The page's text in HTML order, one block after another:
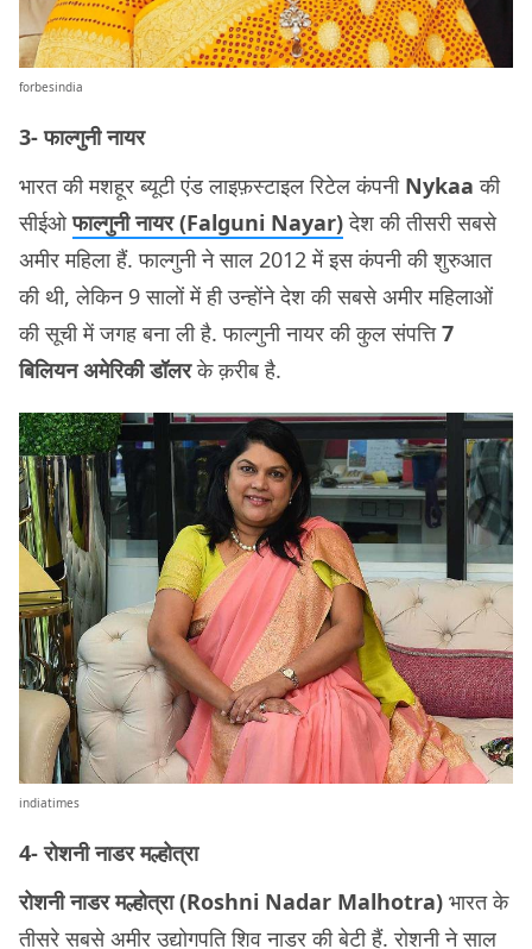
forbesindia
3- फाल्गुनी नायर
भारत की मशहूर ब्यूटी एंड लाइफ़स्टाइल रिटेल कंपनीNykaaकी
सीईओफाल्गुनी नायर (Falguni Nayar) देश की तीसरी सबसे
अमीर महिला हैं. फाल्गुनी ने साल 2012 में इस कंपनी की शुरुआत
की थी, लेकिन 9 सालों में ही उन्होंने देश की सबसे अमीर महिलाओं
की सूची में जगह बना ली है. फाल्गुनी नायर की कुल संपत्ति7
बिलियन अमेरिकी डॉलरके क़रीब है.
indiatimes
4- रोशनी नाडर मल्होत्रा
रोशनी नाडर मल्होत्रा ​​(Roshni Nadar Malhotra) भारत के
तीसरे सबसे अमीर उद्योगपति शिव नाडर की बेटी हैं. रोशनी ने साल